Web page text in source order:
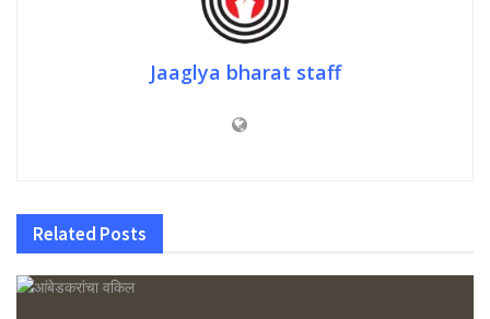
Jaaglya bharat staff
Related Posts